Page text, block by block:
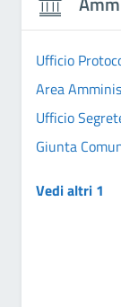
Ufficio
Area
Ufficio
Giunta
Vedi altri 1